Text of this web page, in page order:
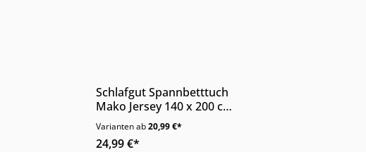
Schlafgut Spannbetttuch
Mako Jersey 140 x 200 cm
Baumwolle Original-
Fulflexgummi
Varianten ab20,99 €*
24,99 €*